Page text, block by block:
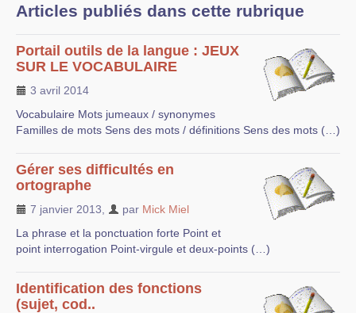
Articles publiés dans cette rubrique
Portail outils de la langue : JEUX
SUR LE VOCABULAIRE
3 avril 2014
Vocabulaire Mots jumeaux / synonymes
Familles de mots Sens des mots / définitions Sens des mots (…)
Gérer ses difficultés en
ortographe
7 janvier 2013 par Mick Miel
La phrase et la ponctuation forte Point et
point interrogation Point-virgule et deux-points (…)
Identification des fonctions
(sujet, cod..